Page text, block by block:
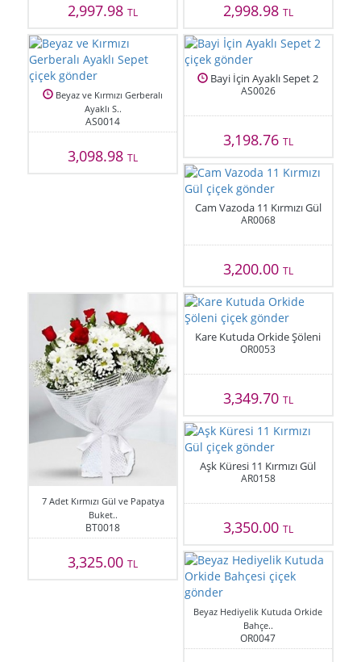
2,997.98TL 2,998.98 TL
Beyaz ve Kırmızı Gerberalı
Ayaklı S..
AS0014
3,098.98TL
Bayi İçin Ayaklı Sepet 2
AS0026
3,198.76 TL
Cam Vazoda 11 Kırmızı Gül
AR0068
3,200.00 TL
7 Adet Kırmızı Gül ve Papatya
Buket..
BT0018
3,325.00TL
Kare Kutuda Orkide Şöleni
OR0053
3,349.70 TL
Aşk Küresi 11 Kırmızı Gül
AR0158
3,350.00 TL
Beyaz Hediyelik Kutuda Orkide
Bahçe..
OR0047